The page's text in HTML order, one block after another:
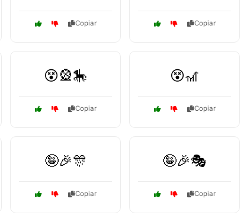
Copiar Copiar
😵🎡🎠
Copiar
😵🎢
Copiar
🤪🎉🎊
Copiar
🤪🎉🎭
Copiar